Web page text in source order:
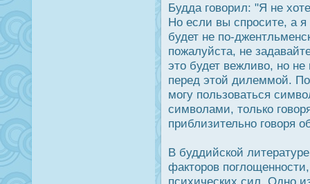
Будда говорил: "Я не
Но если вы спрοсите, а я
будет не по-
пожалуйста, не
это будет вежливо, но не
перед этой дилеммой.
могу пользоваться
символами, только
приблизительно говоря
В буддийской
факторοв